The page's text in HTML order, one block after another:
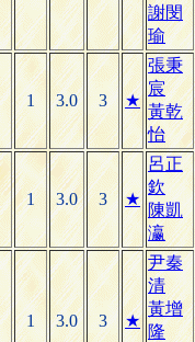
謝閔
瑜
1 3.0 3 ★
張秉
宸
黃乾
怡
1 3.0 3 ★
呂正
欽
陳凱
瀛
1 3.0 3 ★
尹秦
清
黃增
隆